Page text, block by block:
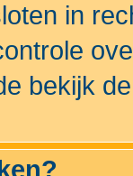
in
bekijk